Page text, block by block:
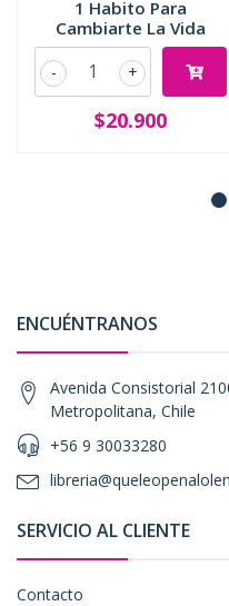
1 Habito Para
Cambiarte La Vida
+
-
$20.900
ENCUÉNTRANOS
Avenida Consistorial
Metropolitana, Chile
+56 9 30033280
SERVICIO AL CLIENTE
Contacto